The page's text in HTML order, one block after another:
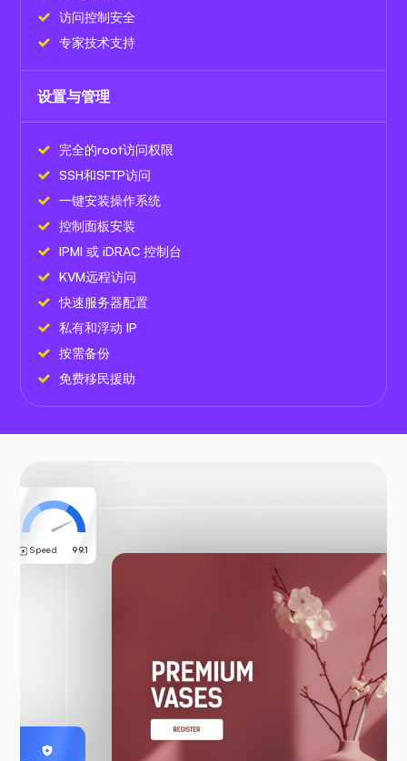
访问控制安全
专家技术支持
设置与管理
完全的root访问权限
SSH和SFTP访问
一键安装操作系统
控制面板安装
IPMI 或 iDRAC 控制台
KVM远程访问
快速服务器配置
私有和浮动 IP
按需备份
免费移民援助
Speed 99.1